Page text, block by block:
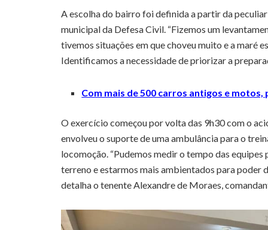
A escolha do bairro foi definida a partir da
municipal da Defesa Civil. “Fizemos um
tivemos situações em que choveu muito e a maré
Identificamos a necessidade de priorizar a
Com mais de 500 carros antigos e
O exercício começou por volta das 9h30 com o
envolveu o suporte de uma ambulância para o
locomoção. “Pudemos medir o tempo das equipes
terreno e estarmos mais ambientados para poder
detalha o tenente Alexandre de Moraes,